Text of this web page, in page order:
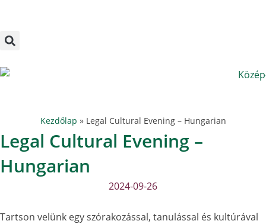
content
Kezdőlap » Legal Cultural Evening – Hungarian
Legal Cultural Evening –
Hungarian
2024-09-26
Tartson velünk egy szórakozással, tanulással és kultúrával